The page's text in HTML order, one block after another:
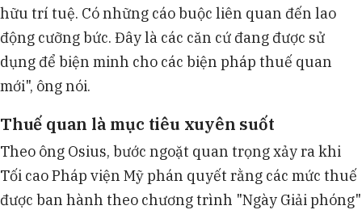
hữu trí tuệ. Có những cáo buộc liên quan đến lao
động cưỡng bức. Đây là các căn cứ đang được sử
dụng để biện minh cho các biện pháp thuế quan
mới", ông nói.
Thuế quan là mục tiêu xuyên suốt
Theo ông Osius, bước ngoặt quan trọng xảy ra khi
Tối cao Pháp viện Mỹ phán quyết rằng các mức thuế
được ban hành theo chương trình "Ngày Giải phóng"